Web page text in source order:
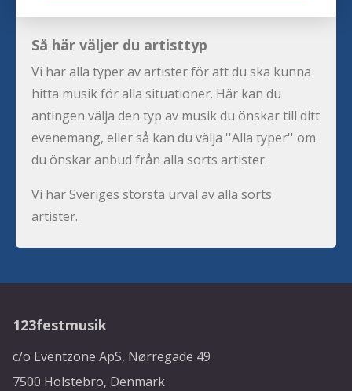
Så här väljer du artisttyp
Vi har alla typer av artister för att du ska kunna
hitta musik för alla situationer. Här kan du
antingen välja den typ av musik du önskar till ditt
evenemang, eller så kan du välja ''Alla typer'' om
du önskar anbud från alla sorts artister.
Vi har Sveriges största urval av alla sorts
artister.
123festmusik
c/o Eventzone ApS, Nørregade 49
7500 Holstebro, Denmark